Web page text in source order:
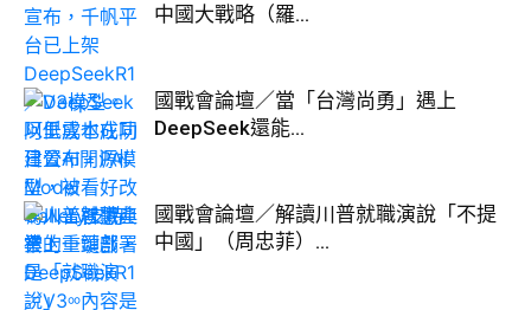
中國大戰略（羅...
國戰會論壇／當「台灣尚勇」遇上
DeepSeek還能...
國戰會論壇／解讀川普就職演說「不提
中國」（周忠菲）...